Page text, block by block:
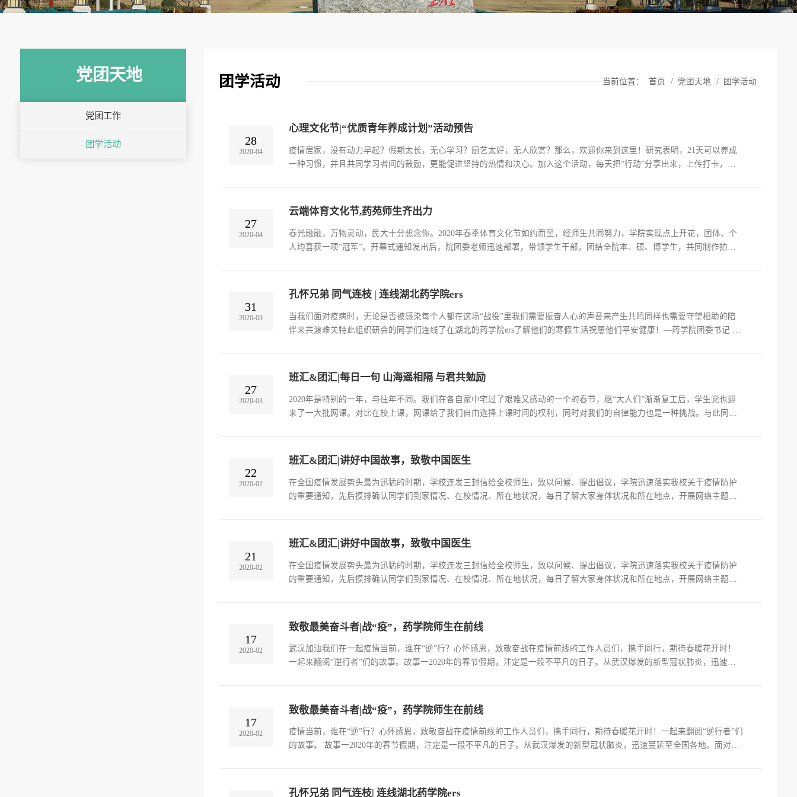
党团天地
党团工作
团学活动
团学活动 当前位置： 首页 / 党团天地 / 团学活动
28
2020-04
心理文化节|“优质青年养成计划”活动预告
疫情居家，没有动力早起？假期太长，无心学习？厨艺太好，无人欣赏？那么，欢迎你来到这里！研究表明，21天可以养成
一种习惯，并且共同学习者间的鼓励，更能促进坚持的热情和决心。加入这个活动，每天把“行动”分享出来，上传打卡，相
27
2020-04
云端体育文化节,药苑师生齐出力
春光融融，万物灵动，民大十分想念你。2020年春季体育文化节如约而至，经师生共同努力，学院实现点上开花，团体、个
人均喜获一项“冠军”。开幕式通知发出后，院团委老师迅速部署，带领学生干部，团结全院本、硕、博学生，共同制作拍摄
31
2020-03
孔怀兄弟 同气连枝 | 连线湖北药学院ers
​当我们面对疫病时，无论是否被感染每个人都在这场“战役”里我们需要振奋人心的声音来产生共鸣同样也需要守望相助的陪
伴来共渡难关特此组织研会的同学们连线了在湖北的药学院ers了解他们的寒假生活祝愿他们平安健康！—药学院团委书记 李
27
2020-03
班汇&团汇|每日一句 山海遥相隔 与君共勉励
​2020年是特别的一年，与往年不同。我们在各自家中宅过了艰难又感动的一个的春节，继“大人们”渐渐复工后，学生党也迎
来了一大批网课。对比在校上课，网课给了我们自由选择上课时间的权利，同时对我们的自律能力也是一种挑战。与此同
22
2020-02
班汇&团汇|讲好中国故事，致敬中国医生
​在全国疫情发展势头最为迅猛的时期，学校连发三封信给全校师生，致以问候、提出倡议，学院迅速落实我校关于疫情防护
的重要通知，先后摸排确认同学们到家情况、在校情况、所在地状况，每日了解大家身体状况和所在地点，开展网络主题活
21
2020-02
班汇&团汇|讲好中国故事，致敬中国医生
在全国疫情发展势头最为迅猛的时期，学校连发三封信给全校师生，致以问候、提出倡议，学院迅速落实我校关于疫情防护
的重要通知，先后摸排确认同学们到家情况、在校情况、所在地状况，每日了解大家身体状况和所在地点，开展网络主题活
17
2020-02
致敬最美奋斗者|战“疫”，药学院师生在前线
武汉加油我们在一起疫情当前，谁在“逆”行？心怀感恩，致敬奋战在疫情前线的工作人员们，携手同行，期待春暖花开时！
一起来翻阅“逆行者”们的故事。故事一2020年的春节假期，注定是一段不平凡的日子。从武汉爆发的新型冠状肺炎，迅速蔓
17
2020-02
致敬最美奋斗者|战“疫”，药学院师生在前线
​疫情当前，谁在“逆”行？心怀感恩，致敬奋战在疫情前线的工作人员们，携手同行，期待春暖花开时！一起来翻阅“逆行者”们
的故事。 故事一2020年的春节假期，注定是一段不平凡的日子。从武汉爆发的新型冠状肺炎，迅速蔓延至全国各地。面对来
孔怀兄弟 同气连枝| 连线湖北药学院ers